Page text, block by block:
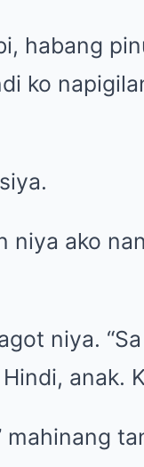
habang
ko
niya ako
niya.
anak.
mahinang